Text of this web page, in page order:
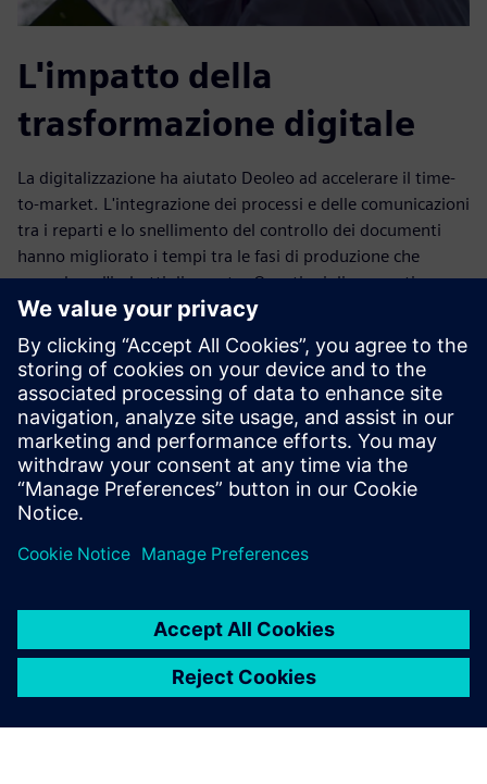
L'impatto della
trasformazione digitale
La digitalizzazione ha aiutato Deoleo ad accelerare il time-
to-market. L'integrazione dei processi e delle comunicazioni
tra i reparti e lo snellimento del controllo dei documenti
hanno migliorato i tempi tra le fasi di produzione che
precedono l'imbottigliamento. Questi miglioramenti
offrono un vantaggio competitivo e assicurano la loro
leadership di mercato anche in futuro.
Allo stesso tempo, l'ottimizzazione delle risorse garantisce
una gestione rispettosa del pianeta, che è un valore
fondamentale dell'azienda. Le aziende stanno sfruttando la
loro maggiore efficienza finanziaria per continuare a
investire nella promozione dei loro sforzi di sostenibilità.
Deoleo sta definendo gli standard per il futuro, sfruttando
patrimonio storico.